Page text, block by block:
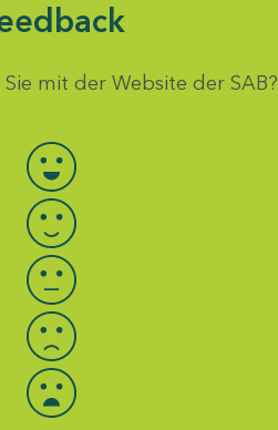
mit der Website der SAB?
Bewertung auswählen